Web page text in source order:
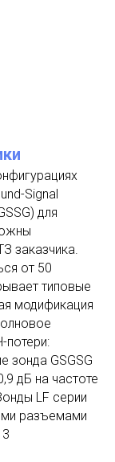
Signal
для
заказчика.
от 50
типовые
модификация
потери:
зонда GSGSG
дБ на частоте
LF серии
разъемами